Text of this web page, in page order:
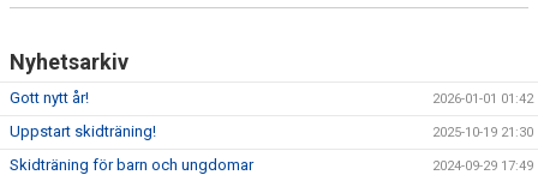
Nyhetsarkiv
Gott nytt år! 2026-01-01 01:42
Uppstart skidträning! 2025-10-19 21:30
Skidträning för barn och ungdomar 2024-09-29 17:49